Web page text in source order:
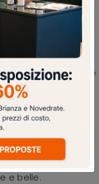
attorno
o per parlare
di arredi e
per le finiture
negozio ti sta
Casa delle
Sedie
dei mobili e
casa è
e lo stile per
Sgabello
per
gamma di
e belle.